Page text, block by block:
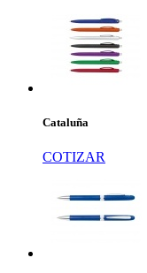
Cataluña
COTIZAR